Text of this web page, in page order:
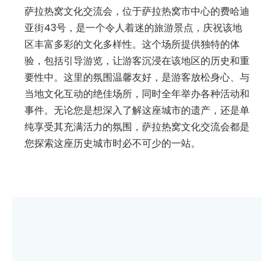
萨拉热窝文化交流会，位于萨拉热窝市中心的费哈迪
亚街43号，是一个令人着迷的旅游景点，庆祝该地
区丰富多彩的文化多样性。这个场所提供独特的体
验，包括引导游览，让游客沉浸在该地区的历史和重
要性中。这里的氛围温馨友好，是游客放松身心、与
当地文化互动的绝佳场所，同时全年举办各种活动和
事件。无论您是想深入了解这座城市的遗产，还是单
纯享受其充满活力的氛围，萨拉热窝文化交流会都是
您探索这座历史城市时必不可少的一站。